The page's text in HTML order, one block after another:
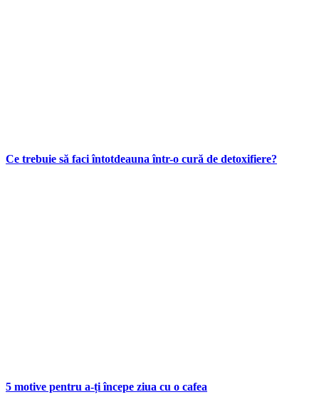
Ce trebuie să faci întotdeauna într-o cură de detoxifiere?
5 motive pentru a-ți începe ziua cu o cafea